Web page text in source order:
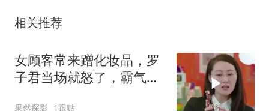
相关推荐
女顾客常来蹭化妆品，罗
子君当场就怒了，霸气回
果然探影 1跟贴